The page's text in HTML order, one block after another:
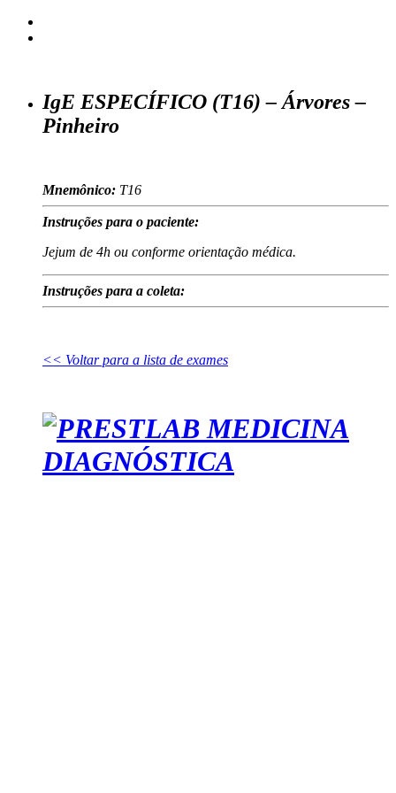
IgE ESPECÍFICO (T16) – Árvores –
Pinheiro
Mnemônico: T16
Instruções para o paciente:
Jejum de 4h ou conforme orientação médica.
Instruções para a coleta:
<< Voltar para a lista de exames